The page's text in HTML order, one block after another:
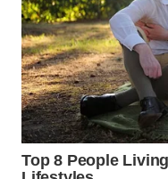
INDRAMAYU
WN
KUNINGAN
WN
MAJALENGKA